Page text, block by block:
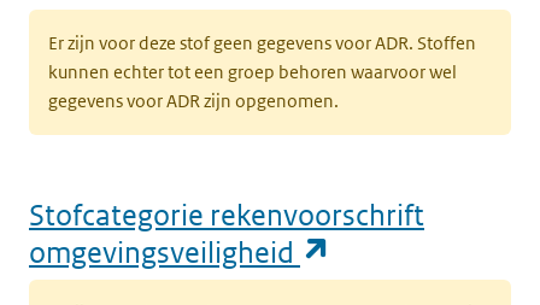
Er zijn voor deze stof geen gegevens voor ADR. Stoffen
kunnen echter tot een groep behoren waarvoor wel
gegevens voor ADR zijn opgenomen.
Stofcategorie rekenvoorschrift
omgevingsveiligheid